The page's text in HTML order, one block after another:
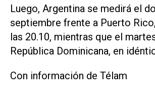
Luego, Argentina se medirá el
septiembre frente a Puerto
las 20.10, mientras que el
República Dominicana, en
Con información de Télam